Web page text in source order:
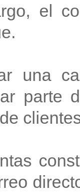
el
una
parte